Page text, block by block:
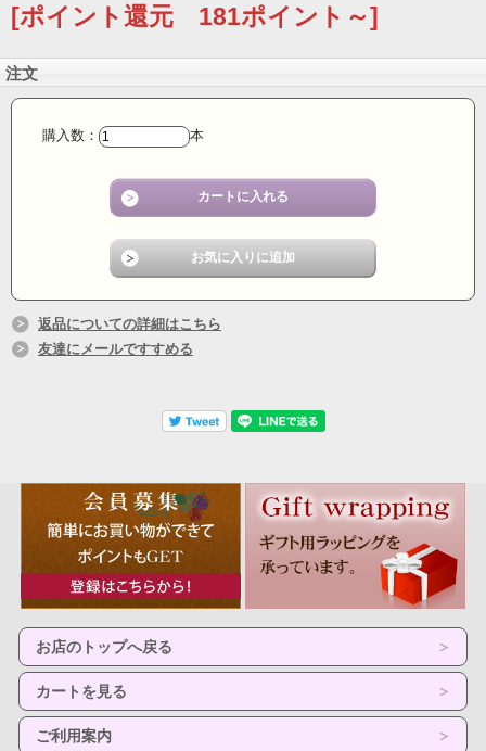
[ポイント還元 181ポイント～]
注文
購入数： 本
返品についての詳細はこちら
友達にメールですすめる
お店のトップへ戻る
カートを見る
ご利用案内